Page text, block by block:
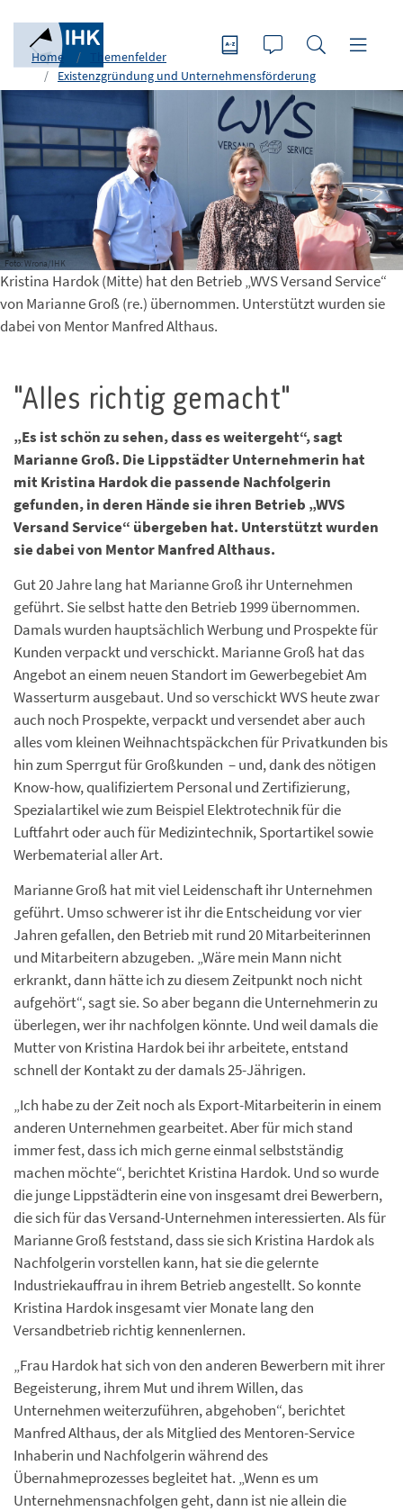
Home
Themenfelder
Existenzgründung und Unternehmensförderung
Foto: Wrona/IHK
Kristina Hardok (Mitte) hat den Betrieb „WVS Versand Service“
von Marianne Groß (re.) übernommen. Unterstützt wurden sie
dabei von Mentor Manfred Althaus.
"Alles richtig gemacht"
„Es ist schön zu sehen, dass es weitergeht“, sagt
Marianne Groß. Die Lippstädter Unternehmerin hat
mit Kristina Hardok die passende Nachfolgerin
gefunden, in deren Hände sie ihren Betrieb „WVS
Versand Service“ übergeben hat. Unterstützt wurden
sie dabei von Mentor Manfred Althaus.
Gut 20 Jahre lang hat Marianne Groß ihr Unternehmen
geführt. Sie selbst hatte den Betrieb 1999 übernommen.
Damals wurden hauptsächlich Werbung und Prospekte für
Kunden verpackt und verschickt. Marianne Groß hat das
Angebot an einem neuen Standort im Gewerbegebiet Am
Wasserturm ausgebaut. Und so verschickt WVS heute zwar
auch noch Prospekte, verpackt und versendet aber auch
alles vom kleinen Weihnachtspäckchen für Privatkunden bis
hin zum Sperrgut für Großkunden – und, dank des nötigen
Know-how, qualifiziertem Personal und Zertifizierung,
Spezialartikel wie zum Beispiel Elektrotechnik für die
Luftfahrt oder auch für Medizintechnik, Sportartikel sowie
Werbematerial aller Art.
Marianne Groß hat mit viel Leidenschaft ihr Unternehmen
geführt. Umso schwerer ist ihr die Entscheidung vor vier
Jahren gefallen, den Betrieb mit rund 20 Mitarbeiterinnen
und Mitarbeitern abzugeben. „Wäre mein Mann nicht
erkrankt, dann hätte ich zu diesem Zeitpunkt noch nicht
aufgehört“, sagt sie. So aber begann die Unternehmerin zu
überlegen, wer ihr nachfolgen könnte. Und weil damals die
Mutter von Kristina Hardok bei ihr arbeitete, entstand
schnell der Kontakt zu der damals 25-Jährigen.
„Ich habe zu der Zeit noch als Export-Mitarbeiterin in einem
anderen Unternehmen gearbeitet. Aber für mich stand
immer fest, dass ich mich gerne einmal selbstständig
machen möchte“, berichtet Kristina Hardok. Und so wurde
die junge Lippstädterin eine von insgesamt drei Bewerbern,
die sich für das Versand-Unternehmen interessierten. Als für
Marianne Groß feststand, dass sie sich Kristina Hardok als
Nachfolgerin vorstellen kann, hat sie die gelernte
Industriekauffrau in ihrem Betrieb angestellt. So konnte
Kristina Hardok insgesamt vier Monate lang den
Versandbetrieb richtig kennenlernen.
„Frau Hardok hat sich von den anderen Bewerbern mit ihrer
Begeisterung, ihrem Mut und ihrem Willen, das
Unternehmen weiterzuführen, abgehoben“, berichtet
Manfred Althaus, der als Mitglied des Mentoren-Service
Inhaberin und Nachfolgerin während des
Übernahmeprozesses begleitet hat. „Wenn es um
Unternehmensnachfolgen geht, dann ist nie allein die